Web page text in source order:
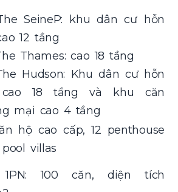
SeineP: khu dân cư hỗn
12 tầng
Thames: cao 18 tầng
Hudson: Khu dân cư hỗn
18 tầng và khu căn
mại cao 4 tầng
hộ cao cấp, 12 penthouse
pool villas
1PN: 100 căn, diện tích